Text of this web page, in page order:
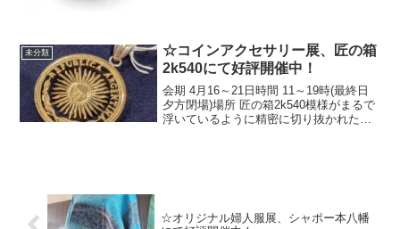
未分類
☆コインアクセサリー展、匠の箱
2k540にて好評開催中！
会期 4月16～21日時間 11～19時(最終日
夕方閉場)場所 匠の箱2k540模様がまるで
浮いているように精密に切り抜かれたコ
☆オリジナル婦人服展、シャポー本八幡